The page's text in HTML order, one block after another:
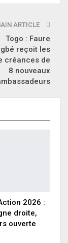
ARTICLE
Togo : Faure
reçoit les
créances de
8 nouveaux
2026 :
droite,
ouverte